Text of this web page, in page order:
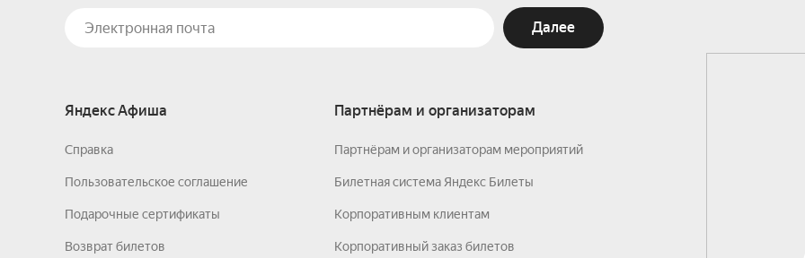
Далее
Яндекс Афиша
Справка
Пользовательское соглашение
Подарочные сертификаты
Возврат билетов
Партнёрам и организаторам
Партнёрам и организаторам мероприятий
Билетная система Яндекс Билеты
Корпоративным клиентам
Корпоративный заказ билетов